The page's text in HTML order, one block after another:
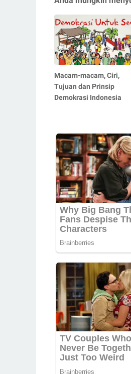
Macam-macam, Ciri,
Tujuan dan Prinsip
Demokrasi Indonesia